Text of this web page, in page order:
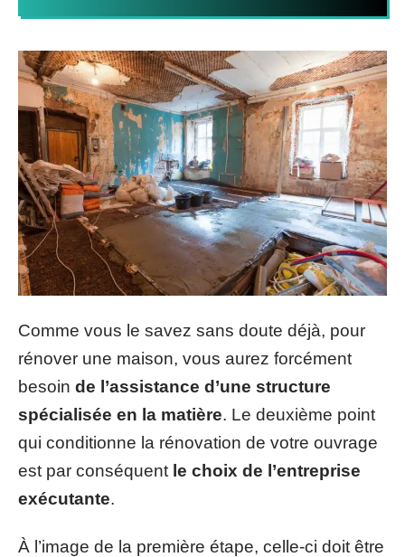
Comme vous le savez sans doute déjà, pour
rénover une maison, vous aurez forcément
besoin de l’assistance d’une structure
spécialisée en la matière. Le deuxième point
qui conditionne la rénovation de votre ouvrage
est par conséquent le choix de l’entreprise
exécutante.
À l’image de la première étape, celle-ci doit être